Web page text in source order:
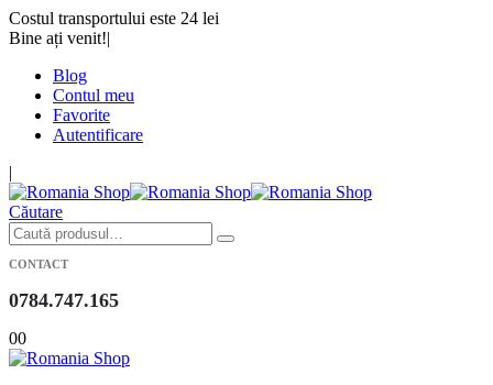
Costul transportului este 24 lei
Bine ați venit!|
Blog
Contul meu
Favorite
Autentificare
|
Căutare
CONTACT
0784.747.165
00